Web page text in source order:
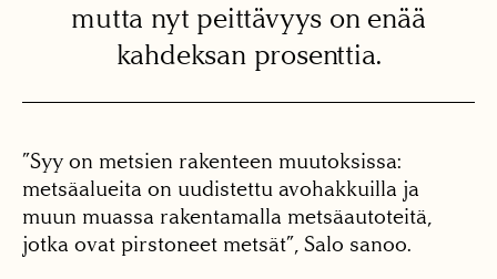
mutta nyt peittävyys on enää
kahdeksan prosenttia.
”Syy on metsien rakenteen muutoksissa:
metsäalueita on uudistettu avohakkuilla ja
muun muassa rakentamalla metsäautoteitä,
jotka ovat pirstoneet metsät”, Salo sanoo.